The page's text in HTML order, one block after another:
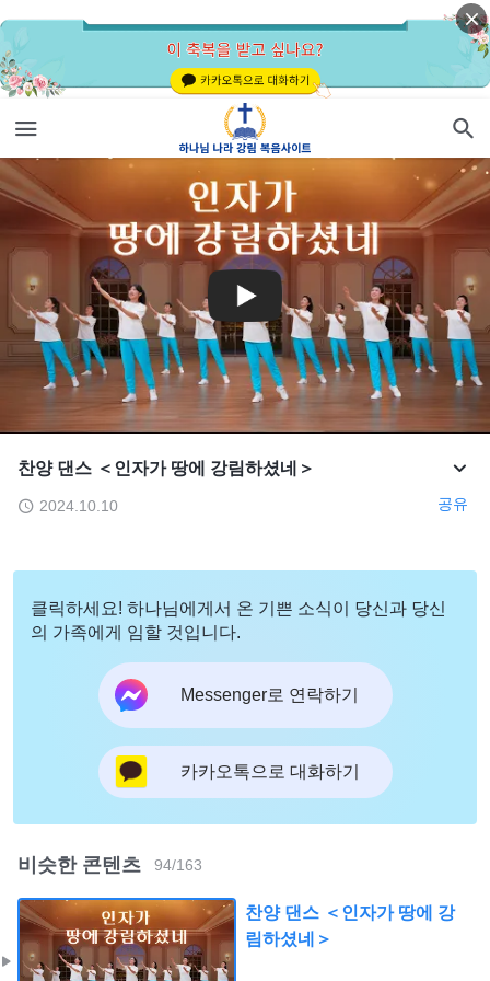
찬양 댄스 ＜인자가 땅에 강림하셨네＞
2024.10.10 공유
클릭하세요! 하나님에게서 온 기쁜 소식이 당신과 당신
의 가족에게 임할 것입니다.
Messenger로 연락하기
카카오톡으로 대화하기
비슷한 콘텐츠 94/163
찬양 댄스 ＜인자가 땅에 강
림하셨네＞